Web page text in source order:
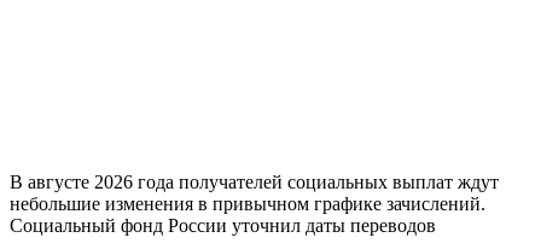
В августе 2026 года получателей социальных выплат ждут
небольшие изменения в привычном графике зачислений.
Социальный фонд России уточнил даты переводов